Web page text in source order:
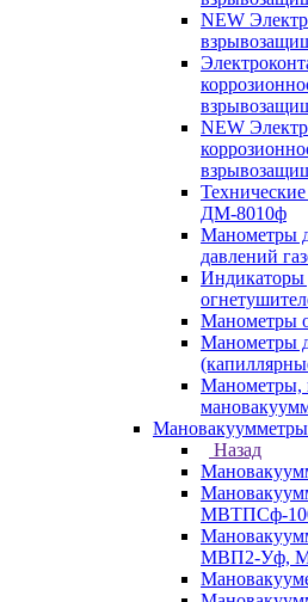
NEW
NEW
ДМ-8010ф
Манометры
давлений
Индикаторы
Манометры
Манометры
Манометры,
Мановакуумметры
Назад
МВТПСф-
МВП2-Уф,